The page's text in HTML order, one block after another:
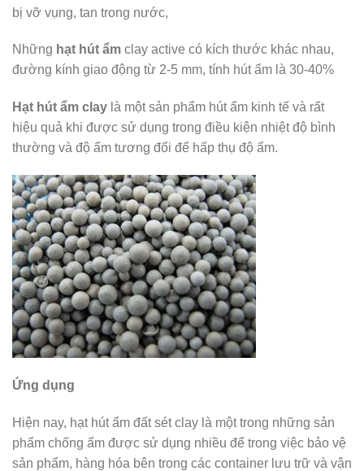
bị vỡ vụng, tan trong nước,
Những hạt hút ẩm clay active có kích thước khác nhau,
đường kính giao động từ 2-5 mm, tính hút ẩm là 30-40%
Hạt hút ẩm clay là một sản phẩm hút ẩm kinh tế và rất
hiệu quả khi được sử dụng trong điều kiện nhiệt độ bình
thường và độ ẩm tương đối để hấp thụ độ ẩm.
Ứng dụng
Hiện nay, hạt hút ẩm đất sét clay là một trong những sản
phẩm chống ẩm được sử dụng nhiều để trong việc bảo vệ
sản phẩm, hàng hóa bên trong các container lưu trữ và vận